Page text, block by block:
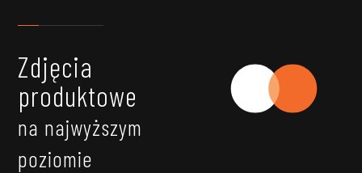
Zdjęcia
produktowe
na najwyższym
poziomie